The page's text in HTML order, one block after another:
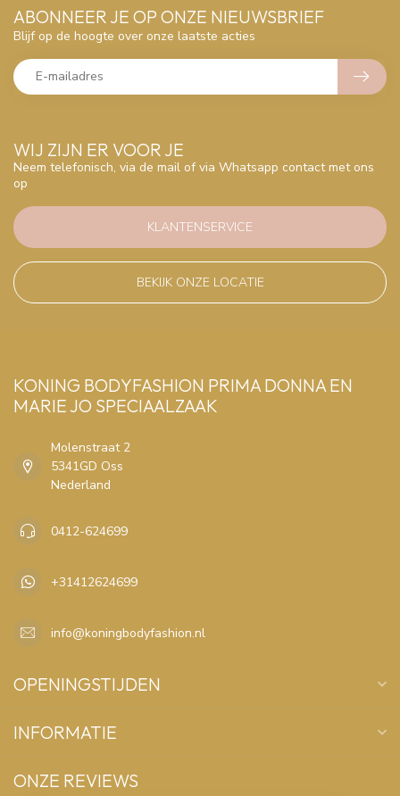
WIJ ZIJN ER VOOR JE
Neem telefonisch, via de mail of via Whatsapp contact met ons
op
KLANTENSERVICE
BEKIJK ONZE LOCATIE
ABONNEER JE OP ONZE NIEUWSBRIEF
Blijf op de hoogte over onze laatste acties
KONING BODYFASHION PRIMA DONNA EN
MARIE JO SPECIAALZAAK
Molenstraat 2
5341GD Oss
Nederland
0412-624699
+31412624699
info@koningbodyfashion.nl
OPENINGSTIJDEN
INFORMATIE
ONZE REVIEWS